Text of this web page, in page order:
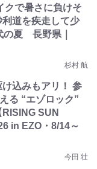
で暑さに負けそ
道を疾走して少
の夏 長野県｜
杉村 航
込みもアリ！ 参
る “エゾロック”
SUN
in EZO・8/14～
今田 壮